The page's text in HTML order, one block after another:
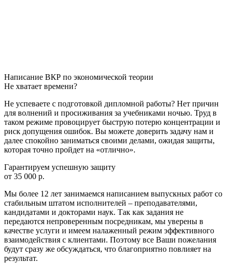
Написание ВКР по экономической теории
Не хватает времени?
Не успеваете с подготовкой дипломной работы? Нет причин
для волнений и просиживания за учебниками ночью. Труд в
таком режиме провоцирует быструю потерю концентрации и
риск допущения ошибок. Вы можете доверить задачу нам и
далее спокойно заниматься своими делами, ожидая защиты,
которая точно пройдет на «отлично».
Гарантируем успешную защиту
от 35 000 р.
Мы более 12 лет занимаемся написанием выпускных работ со
стабильным штатом исполнителей – преподавателями,
кандидатами и докторами наук. Так как задания не
передаются непроверенным посредникам, мы уверены в
качестве услуги и имеем налаженный режим эффективного
взаимодействия с клиентами. Поэтому все Ваши пожелания
будут сразу же обсуждаться, что благоприятно повлияет на
результат.